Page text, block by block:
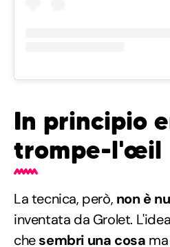
In principio
trompe-l'œil
La tecnica, però, non è
inventata da Grolet.
chesembri una cosa